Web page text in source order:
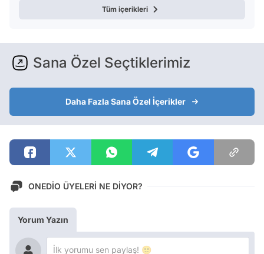
Tüm içerikleri
Sana Özel Seçtiklerimiz
Daha Fazla Sana Özel İçerikler
ONEDİO ÜYELERİ NE DİYOR?
Yorum Yazın